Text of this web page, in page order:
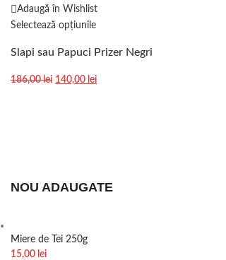
Adaugă în Wishlist
Selectează opțiunile
Slapi sau Papuci Prizer Negri
186,00lei 140,00 lei
NOU ADAUGATE
Miere de Tei 250g
15,00 lei